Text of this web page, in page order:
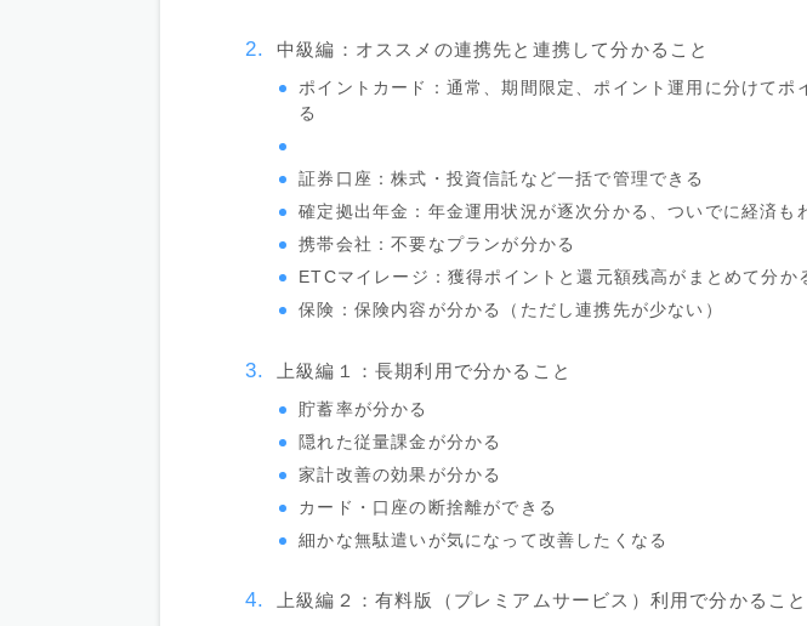
中級編：オススメの連携先と連携して分かること
ポイントカード：通常、期間限定、ポイント運用に分けてポ
る
証券口座：株式・投資信託など一括で管理できる
確定拠出年金：年金運用状況が逐次分かる、ついでに経済も
携帯会社：不要なプランが分かる
ETCマイレージ：獲得ポイントと還元額残高がまとめて分か
保険：保険内容が分かる（ただし連携先が少ない）
上級編１：長期利用で分かること
貯蓄率が分かる
隠れた従量課金が分かる
家計改善の効果が分かる
カード・口座の断捨離ができる
細かな無駄遣いが気になって改善したくなる
上級編２：有料版（プレミアムサービス）利用で分かること